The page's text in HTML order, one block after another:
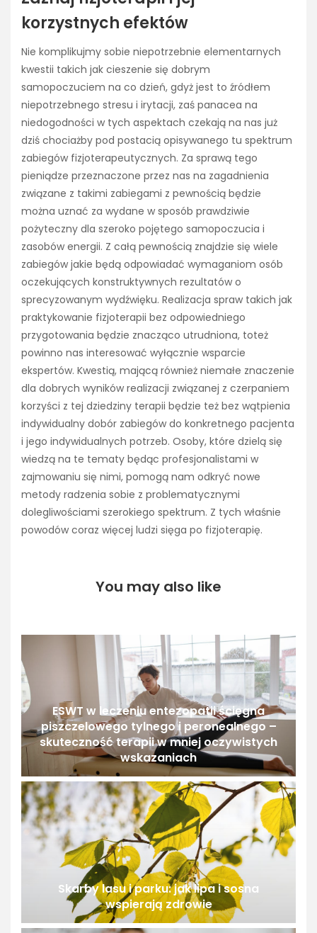
korzystnych efektów
Nie komplikujmy sobie niepotrzebnie elementarnych
kwestii takich jak cieszenie się dobrym
samopoczuciem na co dzień, gdyż jest to źródłem
niepotrzebnego stresu i irytacji, zaś panacea na
niedogodności w tych aspektach czekają na nas już
dziś chociażby pod postacią opisywanego tu spektrum
zabiegów fizjoterapeutycznych. Za sprawą tego
pieniądze przeznaczone przez nas na zagadnienia
związane z takimi zabiegami z pewnością będzie
można uznać za wydane w sposób prawdziwie
pożyteczny dla szeroko pojętego samopoczucia i
zasobów energii. Z całą pewnością znajdzie się wiele
zabiegów jakie będą odpowiadać wymaganiom osób
oczekujących konstruktywnych rezultatów o
sprecyzowanym wydźwięku. Realizacja spraw takich jak
praktykowanie fizjoterapii bez odpowiedniego
przygotowania będzie znacząco utrudniona, toteż
powinno nas interesować wyłącznie wsparcie
ekspertów. Kwestią, mającą również niemałe znaczenie
dla dobrych wyników realizacji związanej z czerpaniem
korzyści z tej dziedziny terapii będzie też bez wątpienia
indywidualny dobór zabiegów do konkretnego pacjenta
i jego indywidualnych potrzeb. Osoby, które dzielą się
wiedzą na te tematy będąc profesjonalistami w
zajmowaniu się nimi, pomogą nam odkryć nowe
metody radzenia sobie z problematycznymi
dolegliwościami szerokiego spektrum. Z tych właśnie
powodów coraz więcej ludzi sięga po fizjoterapię.
You may also like
ESWT w leczeniu entezopatii ścięgna
piszczelowego tylnego i peronealnego –
skuteczność terapii w mniej oczywistych
wskazaniach
Skarby lasu i parku: jak lipa i sosna
wspierają zdrowie